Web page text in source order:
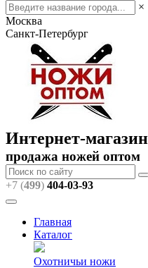
×
Москва
Санкт-Петербург
Интернет-магазин
продажа ножей оптом
+7 (499) 404-03-93
Главная
Каталог
Охотничьи ножи